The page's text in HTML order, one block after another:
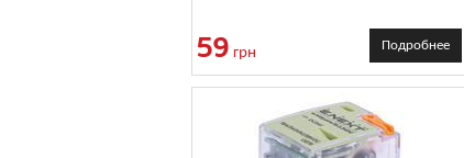
59 грн Подробнее